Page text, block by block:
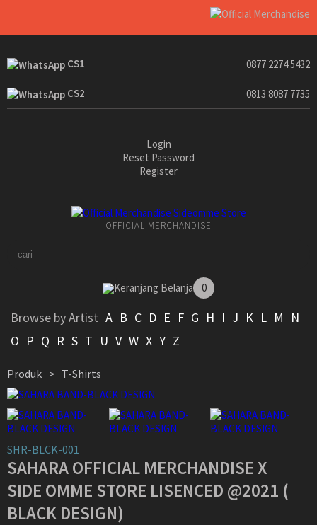
CS1 0877 2274 5432
CS2 0813 8087 7735
Login
Reset Password
Register
OFFICIAL MERCHANDISE
Keranjang Belanja 0
Browse by Artist A B C D E F G H I J K L M
N
O P Q R S T U V W X Y Z
Produk > T-Shirts
SHR-BLCK-001
SAHARA OFFICIAL MERCHANDISE X
SIDE OMME STORE LISENCED @2021 (
BLACK DESIGN)